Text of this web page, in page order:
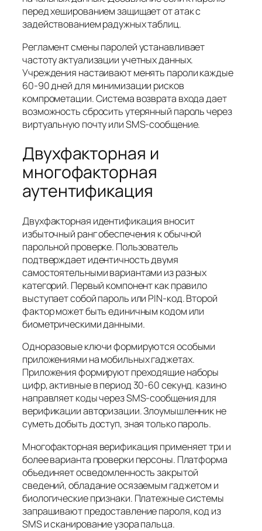
перед хешированием защищает от атак с
задействованием радужных таблиц.
Регламент смены паролей устанавливает
частоту актуализации учетных данных.
Учреждения настаивают менять пароли каждые
60-90 дней для минимизации рисков
компрометации. Система возврата входа дает
возможность сбросить утерянный пароль через
виртуальную почту или SMS-сообщение.
Двухфакторная и
многофакторная
аутентификация
Двухфакторная идентификация вносит
избыточный ранг обеспечения к обычной
парольной проверке. Пользователь
подтверждает идентичность двумя
самостоятельными вариантами из разных
категорий. Первый компонент как правило
выступает собой пароль или PIN-код. Второй
фактор может быть единичным кодом или
биометрическими данными.
Одноразовые ключи формируются особыми
приложениями на мобильных гаджетах.
Приложения формируют преходящие наборы
цифр, активные в период 30-60 секунд. казино
направляет коды через SMS-сообщения для
верификации авторизации. Злоумышленник не
суметь добыть доступ, зная только пароль.
Многофакторная верификация применяет три и
более варианта проверки персоны. Платформа
объединяет осведомленность закрытой
сведений, обладание осязаемым гаджетом и
биологические признаки. Платежные системы
запрашивают предоставление пароля, код из
SMS и сканирование узора пальца.